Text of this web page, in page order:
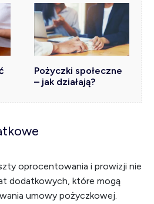
Pożyczki społeczne
– jak działają?
oprocentowania i prowizji nie
dodatkowych, które mogą
umowy pożyczkowej.